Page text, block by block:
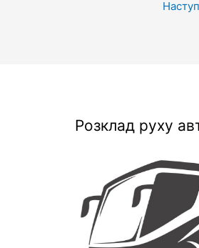
Розклад руху